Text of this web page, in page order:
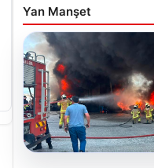
Yan Manşet